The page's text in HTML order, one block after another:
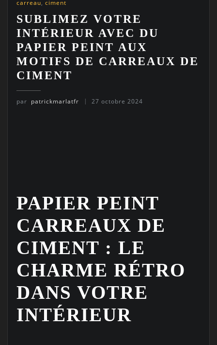
carreau, ciment
SUBLIMEZ VOTRE
INTÉRIEUR AVEC DU
PAPIER PEINT AUX
MOTIFS DE CARREAUX DE
CIMENT
par patrickmarlatfr 27 octobre 2024
PAPIER PEINT
CARREAUX DE
CIMENT : LE
CHARME RÉTRO
DANS VOTRE
INTÉRIEUR